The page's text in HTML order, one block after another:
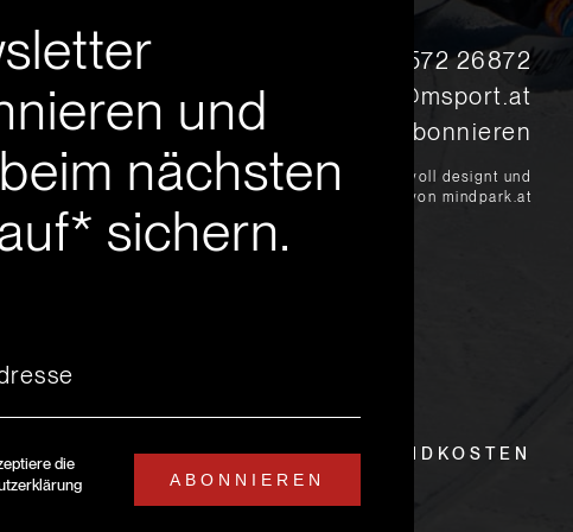
+43 5572 26872
msport@msport.at
Newsletter abonnieren
liebevoll designt und
programmiert von mindpark.at
LIEFER- UND VERSANDKOSTEN
und
nächsten
sichern.
die
ABONNIEREN